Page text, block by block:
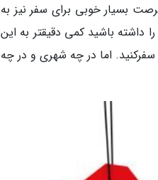
بسیار خوبی برای سفر نیز به
داشته باشید کمی دقیقتر به این
اما در چه شهری و در چه